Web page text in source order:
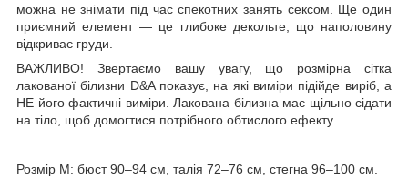
можна не знімати під час спекотних занять сексом. Ще один
приємний елемент — це глибоке декольте, що наполовину
відкриває груди.
ВАЖЛИВО! Звертаємо вашу увагу, що розмірна сітка
лакованої білизни D&A показує, на які виміри підійде виріб, а
НЕ його фактичні виміри. Лакована білизна має щільно сідати
на тіло, щоб домогтися потрібного обтислого ефекту.
Розмір M: бюст 90–94 см, талія 72–76 см, стегна 96–100 см.